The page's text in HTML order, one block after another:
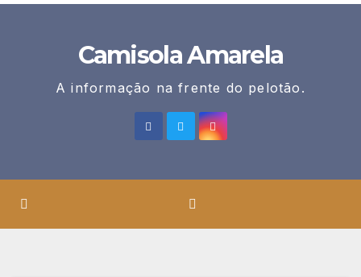
Camisola Amarela
A informação na frente do pelotão.